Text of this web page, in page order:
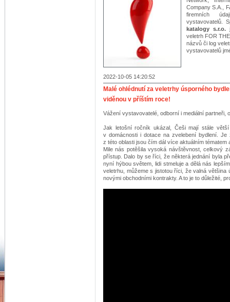
Company S.A.,
firemních
vystavovatelů.
katalogy s.r.o.
veletrh FOR
názvů či log
vystavovatelů
2022-10-05 14:20:52
Malé ohlédnutí za veletrhy úsporného
viděnou v příštím roce!
Vážení vystavovatelé, odborní i mediální partneři,
Jak letošní ročník ukázal, Češi mají stále
v domácnosti i dotace na zvelebení bydlení.
z této oblasti jsou čím dál více aktuálním
Mile nás potěšila vysoká návštěvnost, celkový
přístup. Dalo by se říci, že některá jednání byla
nyní hýbou světem, lidi stmeluje a dělá nás
veletrhu, můžeme s jistotou říci, že valná
novými obchodními kontrakty. A to je to důležité,